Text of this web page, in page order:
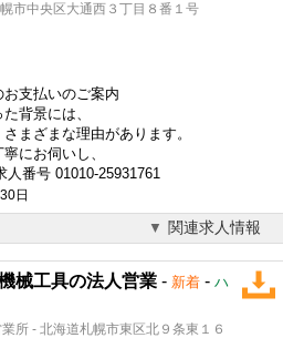
市中央区大通西３丁目８番１号
支払いのご案内
背景には、
まざまな理由があります。
にお伺いし、
番号 01010-25931761
日
関連求人情報
械工具の法人営業 - 新着 - ハ
- 北海道札幌市東区北９条東１６